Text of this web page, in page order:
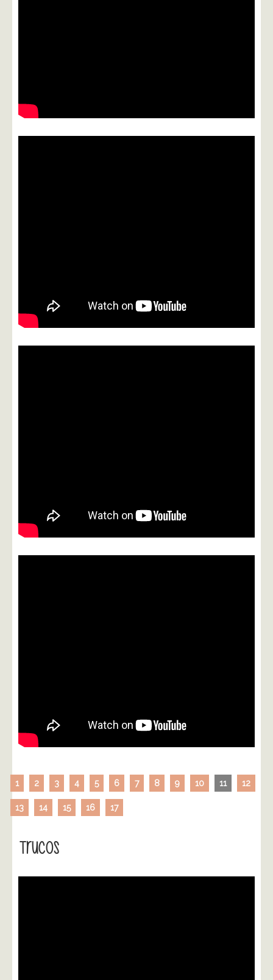
1 2 3 4 5 6 7 8 9 10 11 12
13 14 15 16 17
Trucos